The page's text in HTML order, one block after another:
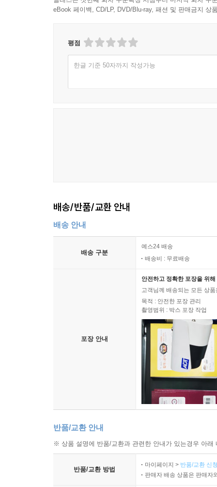
eBook 페이백, CD/LP, DVD/Blu-ray, 패션 및 판매금지 상
평점
한글 기준 50자까지 작성가능
배송/반품/교환 안내
배송 안내
배송 구분
예스24 배송
배송비 : 무료배송
포장 안내
안전하고 정확한 포장을 위
고객님께 배송되는 모든 상
목적 : 안전한 포장 관리
촬영범위 : 박스 포장 작업
반품/교환 안내
※ 상품 설명에 반품/교환과 관련한 안내가 있는경우 아
반품/교환 방법
마이페이지 > 반품/교환 신
판매자 배송 상품은 판매자